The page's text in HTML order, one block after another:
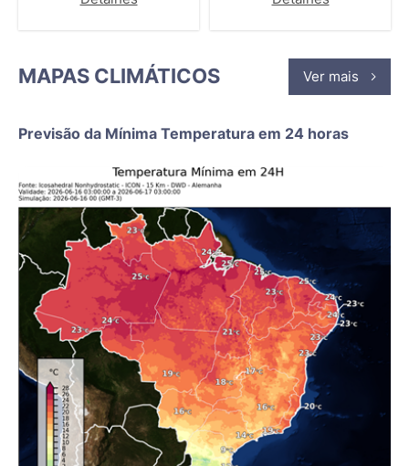
MAPAS CLIMÁTICOS Ver mais
Previsão da Mínima Temperatura em 24 horas